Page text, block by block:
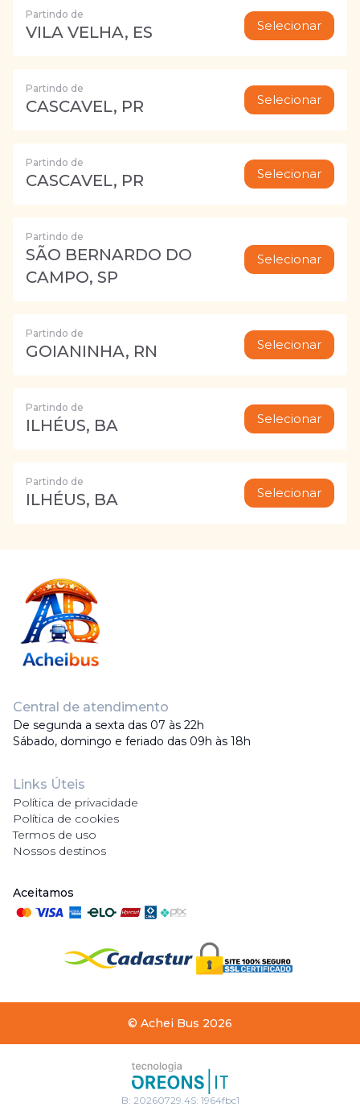
Partindo de
VILA VELHA, ES Selecionar
Partindo de
CASCAVEL, PR Selecionar
Partindo de
CASCAVEL, PR Selecionar
Partindo de
SÃO BERNARDO DO
CAMPO, SP
Selecionar
Partindo de
GOIANINHA, RN Selecionar
Partindo de
ILHÉUS, BA Selecionar
Partindo de
ILHÉUS, BA Selecionar
Central de atendimento
De segunda a sexta das 07 às 22h
Sábado, domingo e feriado das 09h às 18h
Links Úteis
Política de privacidade
Política de cookies
Termos de uso
Nossos destinos
Aceitamos
© Achei Bus 2026
B: 20260729.4S: 1964fbc1